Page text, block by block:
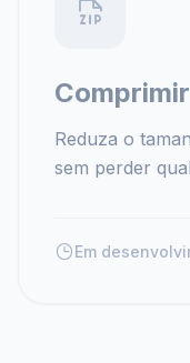
Reduza o
sem perder
Em